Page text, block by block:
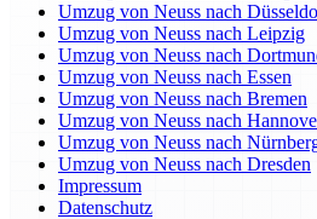
Umzug von Neuss nach
Umzug von Neuss nach Leipzig
Umzug von Neuss nach
Umzug von Neuss nach Essen
Umzug von Neuss nach Bremen
Umzug von Neuss nach
Umzug von Neuss nach
Umzug von Neuss nach Dresden
Impressum
Datenschutz